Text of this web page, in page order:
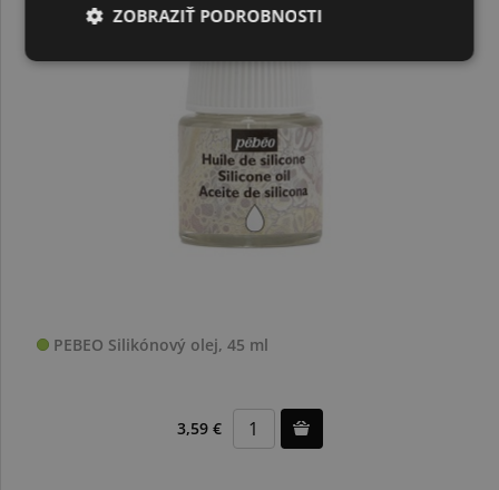
PEBEO Silikónový olej, 45 ml
3,59 €
ZOBRAZIŤ PODROBNOSTI